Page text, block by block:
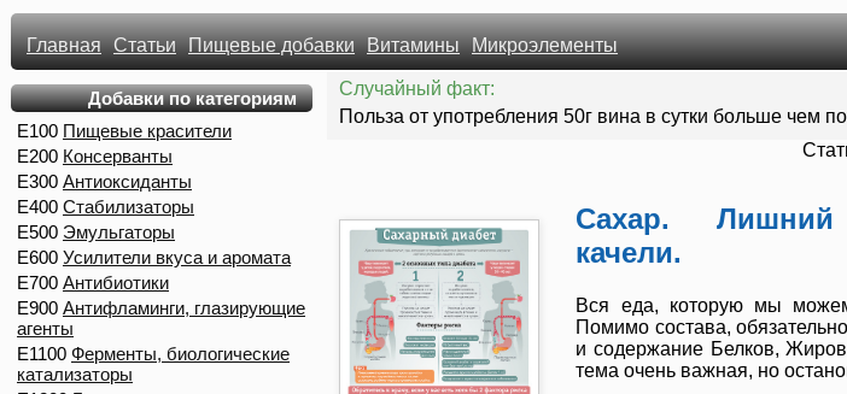
Главная Статьи Пищевые добавки Витамины Микроэлементы
Добавки по категориям
E100 Пищевые красители
E200 Консерванты
E300 Антиоксиданты
E400 Стабилизаторы
E500 Эмульгаторы
E600 Усилители вкуса и аромата
E700 Антибиотики
E900 Антифламинги, глазирующие
агенты
E1100 Ферменты, биологические
катализаторы
Случайный факт:
Польза от употребления 50г вина в сутки больше чем
Сахар.
качели.
Вся еда, которую мы
Помимо состава,
и содержание Белков,
тема очень важная, но